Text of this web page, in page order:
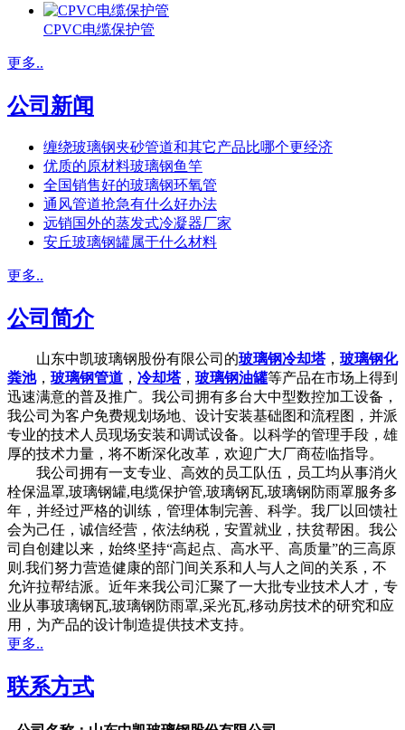
CPVC电缆保护管
更多..
公司新闻
缠绕玻璃钢夹砂管道和其它产品比哪个更经济
优质的原材料玻璃钢鱼竿
全国销售好的玻璃钢环氧管
通风管道抢急有什么好办法
远销国外的蒸发式冷凝器厂家
安丘玻璃钢罐属于什么材料
更多..
公司简介
山东中凯玻璃钢股份有限公司的玻璃钢冷却塔， 玻璃钢化
粪池， 玻璃钢管道 ， 冷却塔， 玻璃钢油罐等产品在市场上得到
迅速满意的普及推广。我公司拥有多台大中型数控加工设备，
我公司为客户免费规划场地、设计安装基础图和流程图，并派
专业的技术人员现场安装和调试设备。以科学的管理手段，雄
厚的技术力量，将不断深化改革，欢迎广大厂商莅临指导。
我公司拥有一支专业、高效的员工队伍，员工均从事消火
栓保温罩,玻璃钢罐,电缆保护管,玻璃钢瓦,玻璃钢防雨罩服务多
年，并经过严格的训练，管理体制完善、科学。我厂以回馈社
会为己任，诚信经营，依法纳税，安置就业，扶贫帮困。我公
司自创建以来，始终坚持“高起点、高水平、高质量”的三高原
则.我们努力营造健康的部门间关系和人与人之间的关系，不
允许拉帮结派。近年来我公司汇聚了一大批专业技术人才，专
业从事玻璃钢瓦,玻璃钢防雨罩,采光瓦,移动房技术的研究和应
用，为产品的设计制造提供技术支持。
更多..
联系方式